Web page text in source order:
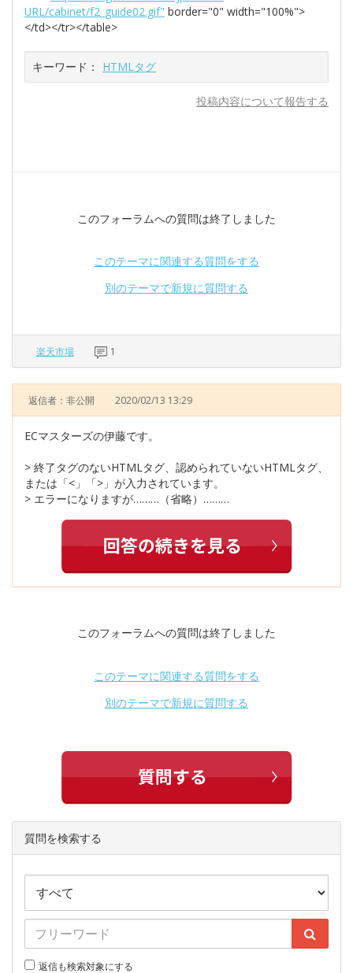
URL/cabinet/f2_guide02.gif" border="0" width="100%">
</td></tr></table>
キーワード： HTMLタグ
投稿内容について報告する
このフォーラムへの質問は終了しました
このテーマに関連する質問をする
別のテーマで新規に質問する
楽天市場 1
返信者：非公開 2020/02/13 13:29
ECマスターズの伊藤です。
> 終了タグのないHTMLタグ、認められていないHTMLタグ、
または「<」「>」が入力されています。
> エラーになりますが………（省略）………
このフォーラムへの質問は終了しました
このテーマに関連する質問をする
別のテーマで新規に質問する
質問を検索する
返信も検索対象にする